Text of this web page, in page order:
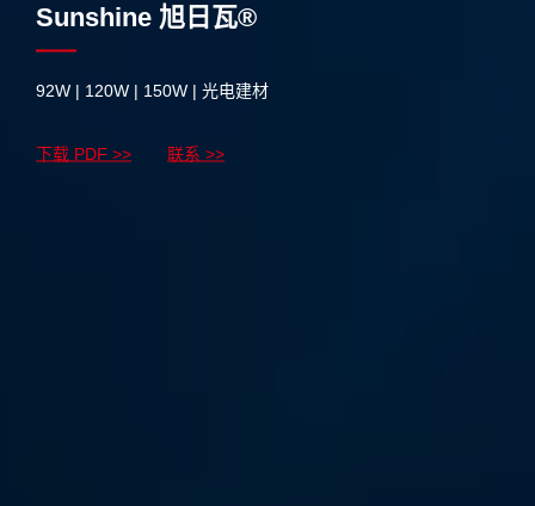
Sunshine 旭日瓦®
92W | 120W | 150W | 光电建材
下载 PDF >> 联系 >>